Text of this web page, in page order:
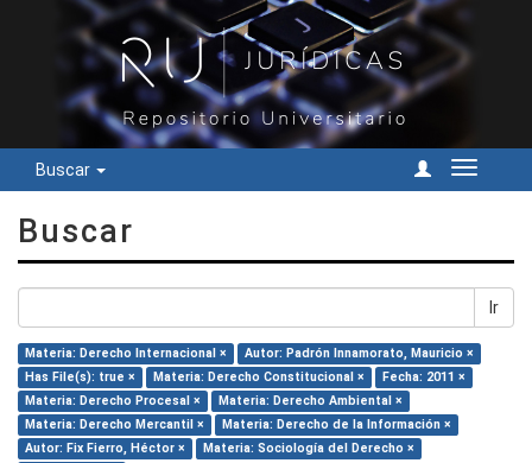
Buscar
Cambiar
Buscar
Ir
Materia: Derecho Internacional ×
Autor: Padrón Innamorato, Mauricio ×
Has File(s): true ×
Materia: Derecho Constitucional ×
Fecha: 2011 ×
Materia: Derecho Procesal ×
Materia: Derecho Ambiental ×
Materia: Derecho Mercantil ×
Materia: Derecho de la Información ×
Autor: Fix Fierro, Héctor ×
Materia: Sociología del Derecho ×